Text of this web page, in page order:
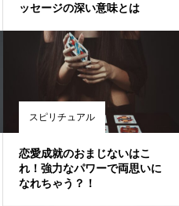
ッセージの深い意味とは
スピリチュアル
恋愛成就のおまじないはこ
れ！強力なパワーで両思いに
なれちゃう？！